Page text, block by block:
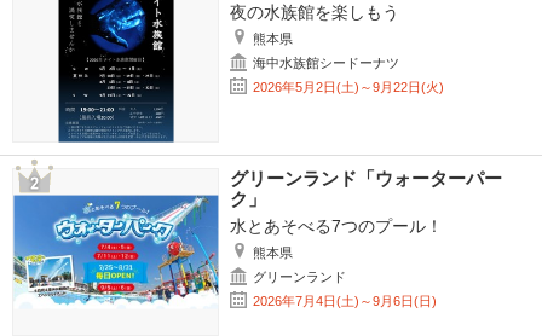
夜の水族館を楽しもう
熊本県
海中水族館シードーナツ
2026年5月2日(土)～9月22日(火)
グリーンランド「ウォーターパー
ク」
水とあそべる7つのプール！
熊本県
グリーンランド
2026年7月4日(土)～9月6日(日)